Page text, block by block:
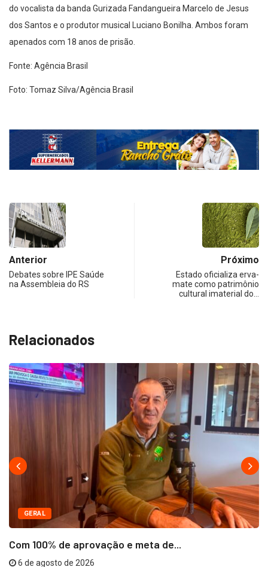
do vocalista da banda Gurizada Fandangueira Marcelo de Jesus
dos Santos e o produtor musical Luciano Bonilha. Ambos foram
apenados com 18 anos de prisão.
Fonte: Agência Brasil
Foto: Tomaz Silva/Agência Brasil
Anterior
Debates sobre IPE Saúde
na Assembleia do RS
Próximo
Estado oficializa erva-
mate como patrimônio
cultural imaterial do…
Relacionados
GERAL
Com 100% de aprovação e meta de...
6 de agosto de 2026